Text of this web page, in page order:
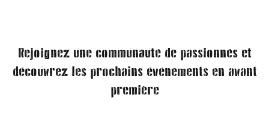
Rejoignez une communauté de passionnés et
découvrez les prochains événements en avant
première